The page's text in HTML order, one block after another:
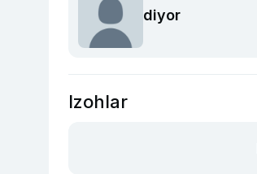
diyor
Izohlar